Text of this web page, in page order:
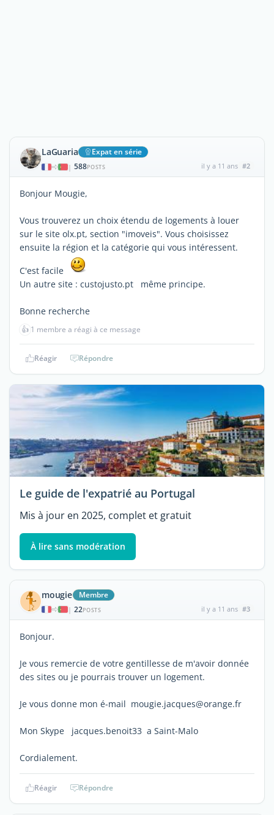
LaGuaria Expat en série
| 588POSTS il y a 11 ans #2
Bonjour Mougie,
Vous trouverez un choix étendu de logements à louer
sur le site olx.pt, section "imoveis". Vous choisissez
ensuite la région et la catégorie qui vous intéressent.
C'est facile
Un autre site : custojusto.pt même principe.
Bonne recherche
👍 1 membre a réagi à ce message
Réagir Répondre
Le guide de l'expatrié au Portugal
Mis à jour en 2025, complet et gratuit
À lire sans modération
mougie Membre
| 22POSTS il y a 11 ans #3
Bonjour.
Je vous remercie de votre gentillesse de m'avoir donnée
des sites ou je pourrais trouver un logement.
Je vous donne mon é-mail mougie.jacques@orange.fr
Mon Skype jacques.benoit33 a Saint-Malo
Cordialement.
Réagir Répondre